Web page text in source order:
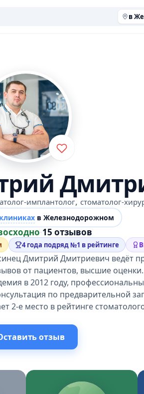
в
имплантолог, стоматолог-
в Железнодорожном
·15 отзывов
4 года подряд №1 в рейтинге
Дмитрий Дмитриевич ведёт
от пациентов, высшие
в 2012 году,
по предварительной
2-е место в рейтинге
отзыв